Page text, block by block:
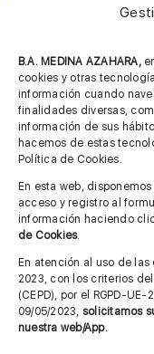
B.A. MEDINA AZAHARA,
cookies y otras
información cuando
finalidades diversas,
información de sus
hacemos de estas
Política de Cookies.
En esta web,
acceso y registro al
información haciendo
de Cookies.
En atención al uso de
2023, con los criterios
(CEPD), por el RGPD-
09/05/2023, solicitamos
nuestra web/App.
685 901 226
MÁS
Aviso legal
Política de
Cita previa